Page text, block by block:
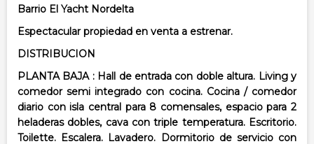
Barrio El Yacht Nordelta
Espectacular propiedad en venta a estrenar.
DISTRIBUCION
PLANTA BAJA : Hall de entrada con doble altura. Living y
comedor semi integrado con cocina. Cocina / comedor
diario con isla central para 8 comensales, espacio para 2
heladeras dobles, cava con triple temperatura. Escritorio.
Toilette. Escalera. Lavadero. Dormitorio de servicio con